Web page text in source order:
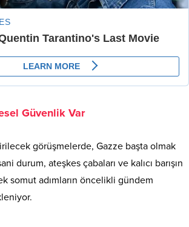
Güvenlik Var
görüşmelerde, Gazze başta olmak
durum, ateşkes çabaları ve kalıcı barışın
somut adımların öncelikli gündem